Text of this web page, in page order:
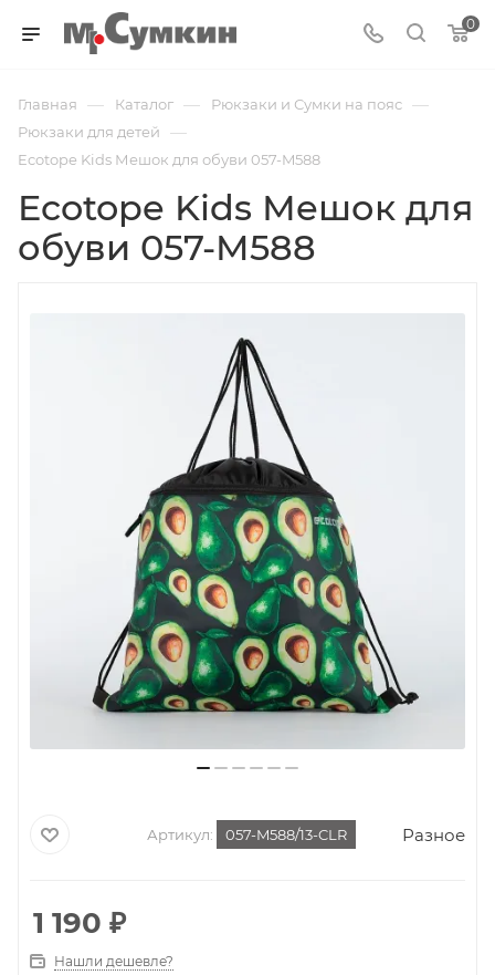
0
Главная — Каталог — Рюкзаки и Сумки на пояс —
Рюкзаки для детей —
Ecotope Kids Мешок для обуви 057-M588
Ecotope Kids Мешок для
обуви 057-M588
Артикул: 057-M588/13-CLR Разное
1 190 ₽
Нашли дешевле?